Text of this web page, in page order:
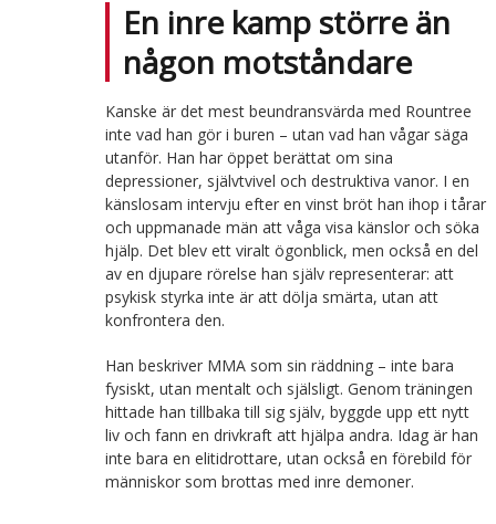
En inre kamp större än
någon motståndare
Kanske är det mest beundransvärda med Rountree
inte vad han gör i buren – utan vad han vågar säga
utanför. Han har öppet berättat om sina
depressioner, självtvivel och destruktiva vanor. I en
känslosam intervju efter en vinst bröt han ihop i tårar
och uppmanade män att våga visa känslor och söka
hjälp. Det blev ett viralt ögonblick, men också en del
av en djupare rörelse han själv representerar: att
psykisk styrka inte är att dölja smärta, utan att
konfrontera den.
Han beskriver MMA som sin räddning – inte bara
fysiskt, utan mentalt och själsligt. Genom träningen
hittade han tillbaka till sig själv, byggde upp ett nytt
liv och fann en drivkraft att hjälpa andra. Idag är han
inte bara en elitidrottare, utan också en förebild för
människor som brottas med inre demoner.